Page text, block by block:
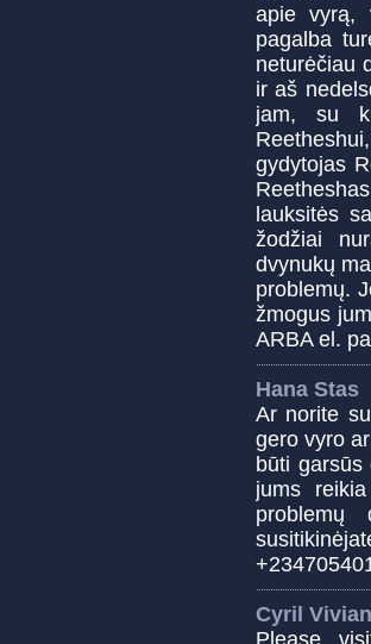
apie vyrą,
pagalba
neturėčiau
ir aš
jam, su
gydytojas
lauksitės
žodžiai
dvynukų
problemų.
žmogus
ARBA el.
Hana Stas
Ar norite
gero vyro
būti
jums
Cyril Vivian
Please